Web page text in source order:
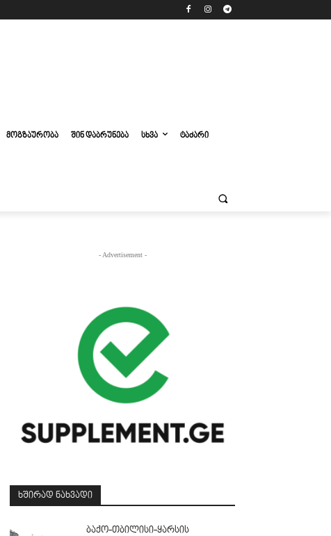
ᲛᲝᲒᲖᲐᲣᲠᲝᲑᲐ ᲨᲘᲜ ᲓᲐᲑᲠᲣᲜᲔᲑᲐ ᲡᲮᲕᲐ ᲢᲐᲫᲐᲠᲘ
- Advertisement -
ᲮᲨᲘᲠᲐᲓ ᲜᲐᲮᲕᲐᲓᲘ
ბაქო-თბილისი-ყარსის